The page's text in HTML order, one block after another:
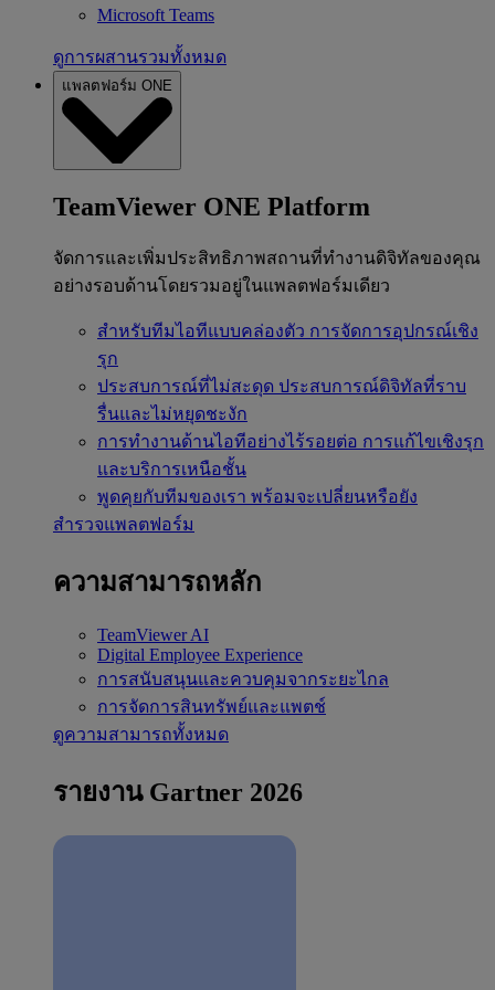
Microsoft Teams
ดูการผสานรวมทั้งหมด
แพลตฟอร์ม ONE
TeamViewer ONE Platform
จัดการและเพิ่มประสิทธิภาพสถานที่ทำงานดิจิทัลของคุณ
อย่างรอบด้านโดยรวมอยู่ในแพลตฟอร์มเดียว
สำหรับทีมไอทีแบบคล่องตัว การจัดการอุปกรณ์เชิง
รุก
ประสบการณ์ที่ไม่สะดุด ประสบการณ์ดิจิทัลที่ราบ
รื่นและไม่หยุดชะงัก
การทำงานด้านไอทีอย่างไร้รอยต่อ การแก้ไขเชิงรุก
และบริการเหนือชั้น
พูดคุยกับทีมของเรา พร้อมจะเปลี่ยนหรือยัง
สำรวจแพลตฟอร์ม
ความสามารถหลัก
TeamViewer AI
Digital Employee Experience
การสนับสนุนและควบคุมจากระยะไกล
การจัดการสินทรัพย์และแพตช์
ดูความสามารถทั้งหมด
รายงาน Gartner 2026